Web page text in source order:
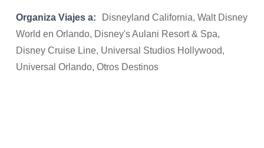
Organiza Viajes a:
Disneyland California, Walt Disney
World en Orlando, Disney's Aulani Resort & Spa,
Disney Cruise Line, Universal Studios Hollywood,
Universal Orlando, Otros Destinos